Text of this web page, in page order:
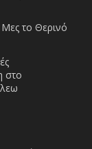
το Θερινό
στο